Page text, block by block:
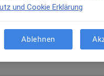
senden
und Cookie Erklärung
Ablehnen